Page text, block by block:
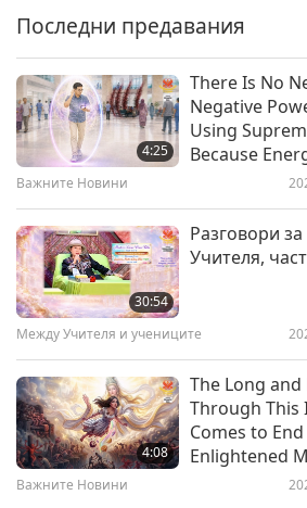
59:36
Трите
за
от 3
37:08
Пътят към
Победа над
свят, част 1
Последни предавания
4:25
There Is No
Negative
Using
Because
It Is Far
Важните Новини
30:54
Разговори
Учителя,
Между Учителя и учениците
4:08
The Long
Through This
Comes to
Enlightened
Важните Новини